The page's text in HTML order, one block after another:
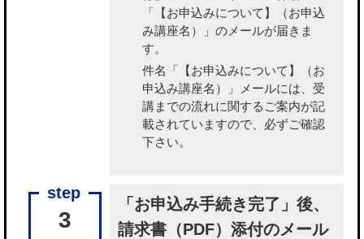
「【お申込みについて】（お申込
み講座名）」のメールが届きま
す。
件名「【お申込みについて】（お
申込み講座名）」メールには、受
講までの流れに関するご案内が記
載されていますので、必ずご確認
下さい。
3
「お申込み手続き完了」後、
請求書（PDF）添付のメール